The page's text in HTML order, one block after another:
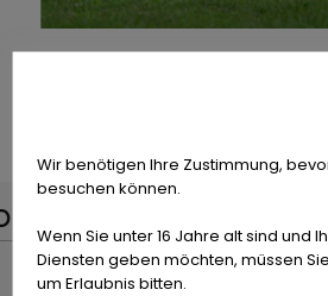
Wir benötigen Ihre Zustimmung,
besuchen können.
Wenn Sie unter 16 Jahre alt sind und
Diensten geben möchten, müssen
um Erlaubnis bitten.